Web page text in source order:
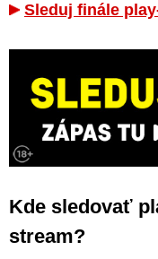
Sleduj finále
Kde sledovať
stream?